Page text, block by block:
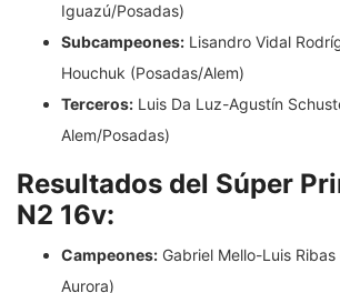
Iguazú/Posadas)
Subcampeones: Lisandro Vidal
Houchuk (Posadas/Alem)
Terceros: Luis Da Luz-Agustín
Alem/Posadas)
Resultados del Súper
N2 16v:
Campeones: Gabriel Mello-Luis
Aurora)